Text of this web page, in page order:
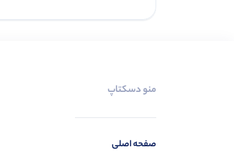
منو دسکتاپ
صفحه اصلی